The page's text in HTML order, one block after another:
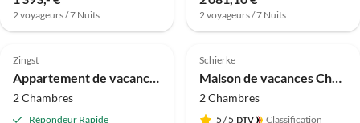
2 voyageurs / 7 Nuits 2 voyageurs / 7 Nuits
Annonce
Zingst
Appartement de vacances Appartement Boddenblick 25 au vieux port
2 Chambres
Répondeur Rapide
Annonce
Schierke
Maison de vacances Chalet Bergwald Wellness 7
2 Chambres
5 / 5
Classification